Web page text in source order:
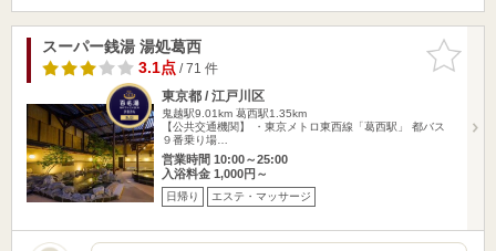
お気に入
りに追加
スーパー銭湯 湯処葛西
3.1点/ 71 件
東京都 / 江戸川区
鬼越駅9.01km 葛西駅1.35km
【公共交通機関】 ・東京メトロ東西線「葛西駅」 都バス
９番乗り場…
営業時間 10:00～25:00
入浴料金 1,000円～
日帰り エステ・マッサージ